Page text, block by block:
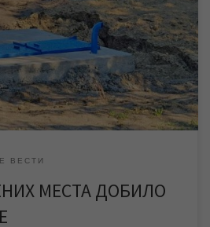
Орловату и Фаркаждину. На тај
систем водоснабдевања у овим
насељено место које припада
систем водоснабдевања који
ВЕСТИ
МЕСТА ДОБИЛО